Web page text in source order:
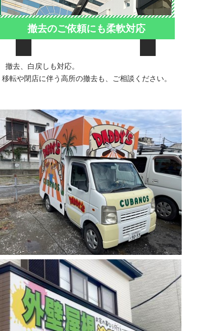
撤去のご依頼にも柔軟対応
撤去、白戻しも対応。
移転や閉店に伴う高所の撤去も、ご相談ください。